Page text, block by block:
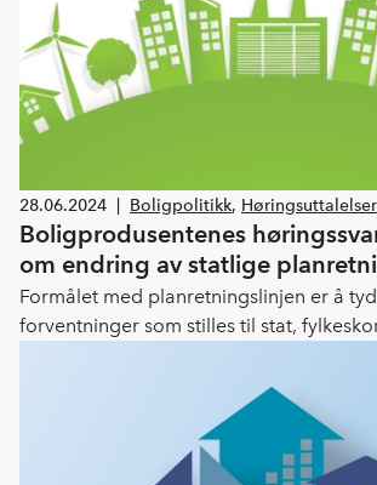
28.06.2024 Boligpolitikk, Høringsuttalelser
Boligprodusentenes
om endring av statlige
klima og miljø
Formålet med planretningslinjen er å
forventninger som stilles til stat,
planlegging etter plan- og
myndighetsutøvelse. Boligprodusentene
ikke at forslaget til nye retningslinjer
tydeliggjøring, og at forslaget derfor